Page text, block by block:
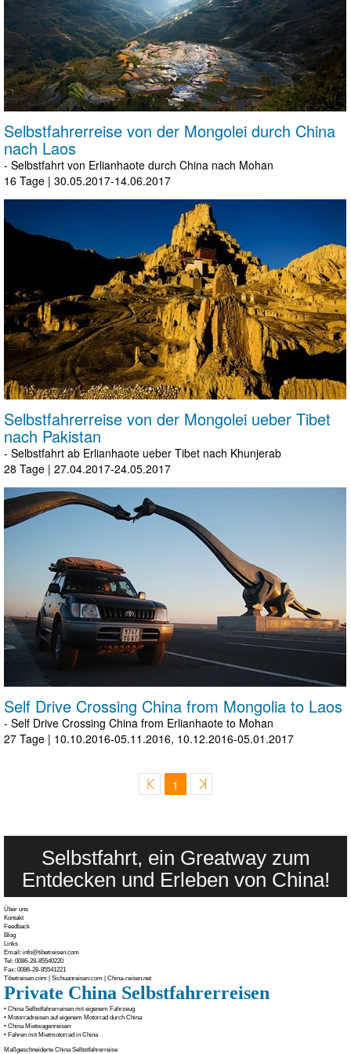
Selbstfahrerreise von der Mongolei durch China
nach Laos
- Selbstfahrt von Erlianhaote durch China nach Mohan
16 Tage | 30.05.2017-14.06.2017
Selbstfahrerreise von der Mongolei ueber Tibet
nach Pakistan
- Selbstfahrt ab Erlianhaote ueber Tibet nach Khunjerab
28 Tage | 27.04.2017-24.05.2017
Self Drive Crossing China from Mongolia to Laos
- Self Drive Crossing China from Erlianhaote to Mohan
27 Tage | 10.10.2016-05.11.2016, 10.12.2016-05.01.2017
1
Selbstfahrt, ein Greatway zum
Entdecken und Erleben von China!
Über uns
Kontakt
Feedback
Blog
Links
Email: info@tibetreisen.com
Tel: 0086-28-85540220
Fax: 0086-28-85541221
Tibetreisen.com | Sichuanreisen.com | China-reisen.net
Private China Selbstfahrerreisen
• China Selbstfahrerreisen mit eigenem Fahrzeug
• Motorradreisen auf eigenem Motorrad durch China
• China Mietwagenreisen
• Fahren mit Mietmotorrad in China
Maßgeschneiderte China Selbstfahrerreise